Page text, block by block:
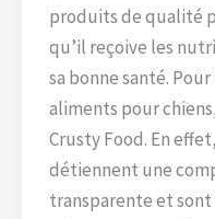
produits de qualité
qu’il reçoive les
sa bonne santé.
aliments pour
Crusty Food. En
détiennent une
transparente et sont